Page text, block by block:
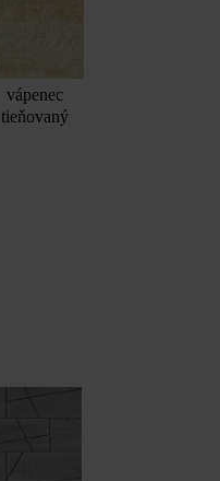
vápenec
tieňovaný